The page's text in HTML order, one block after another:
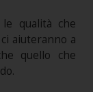
qualità che
aiuteranno a
quello che